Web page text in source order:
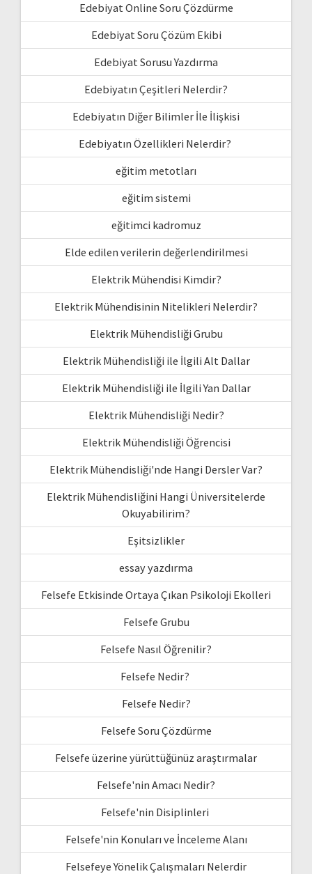
Edebiyat Online Soru Çözdürme
Edebiyat Soru Çözüm Ekibi
Edebiyat Sorusu Yazdırma
Edebiyatın Çeşitleri Nelerdir?
Edebiyatın Diğer Bilimler İle İlişkisi
Edebiyatın Özellikleri Nelerdir?
eğitim metotları
eğitim sistemi
eğitimci kadromuz
Elde edilen verilerin değerlendirilmesi
Elektrik Mühendisi Kimdir?
Elektrik Mühendisinin Nitelikleri Nelerdir?
Elektrik Mühendisliği Grubu
Elektrik Mühendisliği ile İlgili Alt Dallar
Elektrik Mühendisliği ile İlgili Yan Dallar
Elektrik Mühendisliği Nedir?
Elektrik Mühendisliği Öğrencisi
Elektrik Mühendisliği'nde Hangi Dersler Var?
Elektrik Mühendisliğini Hangi Üniversitelerde
Okuyabilirim?
Eşitsizlikler
essay yazdırma
Felsefe Etkisinde Ortaya Çıkan Psikoloji Ekolleri
Felsefe Grubu
Felsefe Nasıl Öğrenilir?
Felsefe Nedir?
Felsefe Nedir?
Felsefe Soru Çözdürme
Felsefe üzerine yürüttüğünüz araştırmalar
Felsefe'nin Amacı Nedir?
Felsefe'nin Disiplinleri
Felsefe'nin Konuları ve İnceleme Alanı
Felsefeye Yönelik Çalışmaları Nelerdir